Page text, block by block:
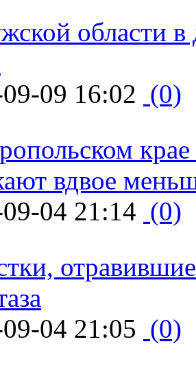
области в
09 16:02 (0)
вдвое
04 21:14 (0)
04 21:05 (0)